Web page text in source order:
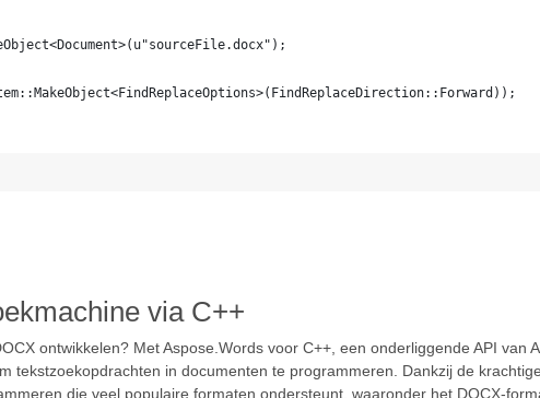
via C++
ontwikkelen? Met Aspose.Words voor C++, een onderliggende API van
tekstzoekopdrachten in documenten te programmeren. Dankzij de
die veel populaire formaten ondersteunt, waaronder het DOCX-